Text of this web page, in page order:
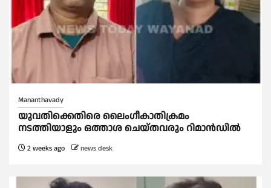
Mananthavady
യുവതിക്കെതിരെ ലൈംഗീകാതിക്രമം
നടത്തിയാളും ഒത്താശ ചെയ്തവരും റിമാൻഡിൽ
2 weeks ago news desk